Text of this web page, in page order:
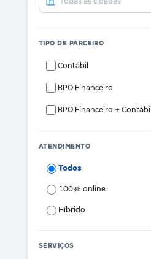
TIPO DE PARCEIRO
Contábil
BPO Financeiro
BPO Financeiro + Contábil
ATENDIMENTO
Todos
100% online
Híbrido
SERVIÇOS